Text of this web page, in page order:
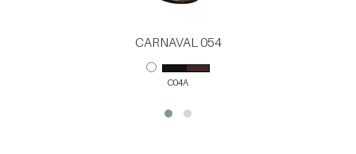
CARNAVAL 054
C04A